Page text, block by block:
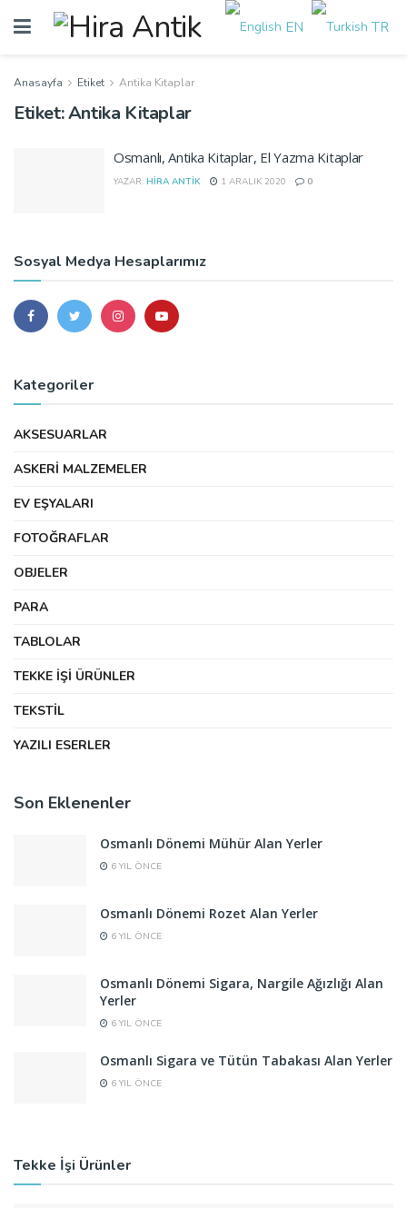
EN TR
Anasayfa Etiket Antika Kitaplar
Etiket:Antika Kitaplar
Osmanlı, Antika Kitaplar, El Yazma Kitaplar
YAZAR: HIRA ANTIK 1 ARALIK 2020 0
Sosyal Medya Hesaplarımız
Kategoriler
AKSESUARLAR
ASKERI MALZEMELER
EV EŞYALARI
FOTOĞRAFLAR
OBJELER
PARA
TABLOLAR
TEKKE İŞI ÜRÜNLER
TEKSTIL
YAZILI ESERLER
Son Eklenenler
Osmanlı Dönemi Mühür Alan Yerler
6 YIL ÖNCE
Osmanlı Dönemi Rozet Alan Yerler
6 YIL ÖNCE
Osmanlı Dönemi Sigara, Nargile Ağızlığı Alan
Yerler
6 YIL ÖNCE
Osmanlı Sigara ve Tütün Tabakası Alan Yerler
6 YIL ÖNCE
Tekke İşi Ürünler